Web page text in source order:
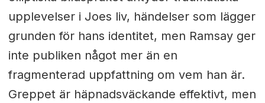
upplevelser i Joes liv, händelser som lägger
grunden för hans identitet, men Ramsay ger
inte publiken något mer än en
fragmenterad uppfattning om vem han är.
Greppet är häpnadsväckande effektivt, men